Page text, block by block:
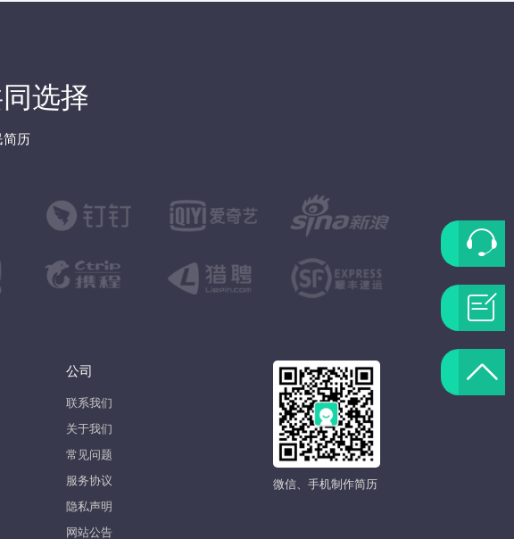
选择
简历
公司
联系我们
关于我们
常见问题
服务协议
隐私声明
网站公告
微信、手机制作简历
联
系
客
服
题
反
返